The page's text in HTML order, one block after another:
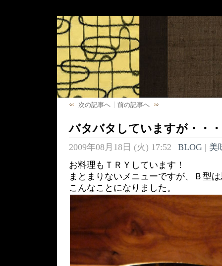
次の記事へ 前の記事へ
バタバタしていますが・・・
2009年08月18日 (火) 17:52 BLOG| 美
お料理もＴＲＹしています！
まとまりないメニューですが、Ｂ型
こんなことになりました。